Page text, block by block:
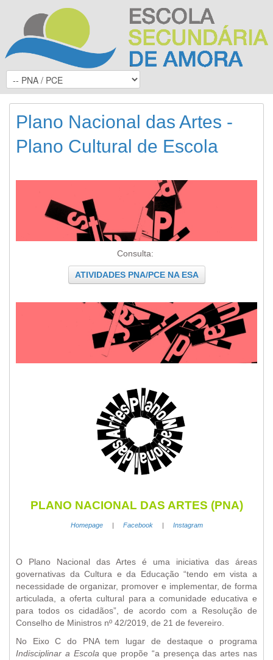
Plano Nacional das Artes -
Plano Cultural de Escola
Consulta:
ATIVIDADES PNA/PCE NA ESA
PLANO NACIONAL DAS ARTES (PNA)
Homepage| Facebook| Instagram
O Plano Nacional das Artes é uma iniciativa das áreas
governativas da Cultura e da Educação “tendo em vista a
necessidade de organizar, promover e implementar, de forma
articulada, a oferta cultural para a comunidade educativa e
para todos os cidadãos”, de acordo com a Resolução de
Conselho de Ministros nº 42/2019, de 21 de fevereiro.
No Eixo C do PNA tem lugar de destaque o programa
Indisciplinar a Escolaque propõe “a presença das artes nas